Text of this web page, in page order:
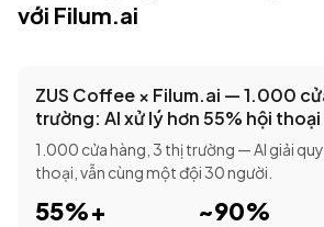
với Filum.ai
ZUS Coffee × Filum.ai — 1.000
trường: AI xử lý hơn 55% hội thoại
1.000 cửa hàng, 3 thị trường — AI giải
thoại, vẫn cùng một đội 30 người.
55%+ ~90%